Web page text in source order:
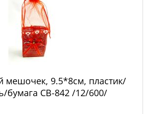
мешочек, 9.5*8см, пластик/
бумага СВ-842 /12/600/